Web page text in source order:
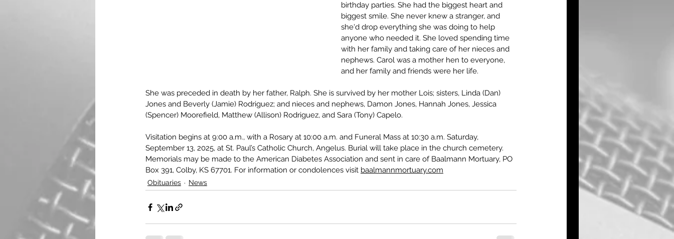
birthday parties. She had the biggest heart and
biggest smile. She never knew a stranger, and
she'd drop everything she was doing to help
anyone who needed it. She loved spending time
with her family and taking care of her nieces and
nephews. Carol was a mother hen to everyone,
and her family and friends were her life.
She was preceded in death by her father, Ralph. She is survived by her mother Lois; sisters, Linda (Dan)
Jones and Beverly (Jamie) Rodriguez; and nieces and nephews, Damon Jones, Hannah Jones, Jessica
(Spencer) Moorefield, Matthew (Allison) Rodriguez, and Sara (Tony) Capelo.
Visitation begins at 9:00 a.m., with a Rosary at 10:00 a.m. and Funeral Mass at 10:30 a.m. Saturday,
September 13, 2025, at St. Paul’s Catholic Church, Angelus. Burial will take place in the church cemetery.
Memorials may be made to the American Diabetes Association and sent in care of Baalmann Mortuary, PO
Box 391, Colby, KS 67701. For information or condolences visit baalmannmortuary.com
Obituaries News